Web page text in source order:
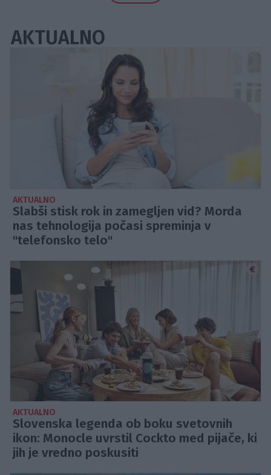
AKTUALNO
AKTUALNO
Slabši stisk rok in zamegljen vid? Morda
nas tehnologija počasi spreminja v
"telefonsko telo"
AKTUALNO
Slovenska legenda ob boku svetovnih
ikon: Monocle uvrstil Cockto med pijače, ki
jih je vredno poskusiti